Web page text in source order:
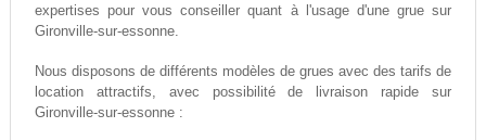
expertises pour vous conseiller quant à l'usage d'une grue sur
Gironville-sur-essonne.
Nous disposons de différents modèles de grues avec des tarifs de
location attractifs, avec possibilité de livraison rapide sur
Gironville-sur-essonne :